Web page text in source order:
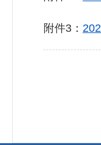
附件3：